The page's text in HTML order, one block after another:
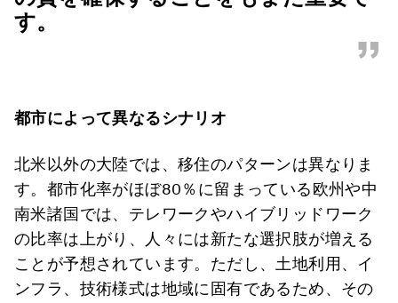
す。
”
都市によって異なるシナリオ
北米以外の大陸では、移住のパターンは異なりま
す。都市化率がほぼ80％に留まっている欧州や中
南米諸国では、テレワークやハイブリッドワーク
の比率は上がり、人々には新たな選択肢が増える
ことが予想されています。ただし、土地利用、イ
ンフラ、技術様式は地域に固有であるため、その